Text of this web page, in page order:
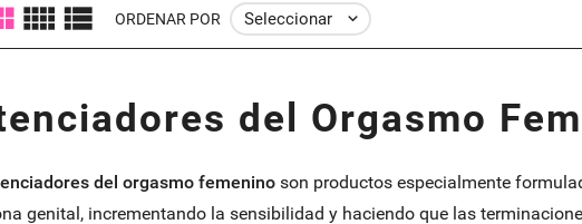
ORDENAR POR Seleccionar 
del Orgasmo
del orgasmo femeninoson productos especialmente
genital, incrementando la sensibilidad y haciendo que las